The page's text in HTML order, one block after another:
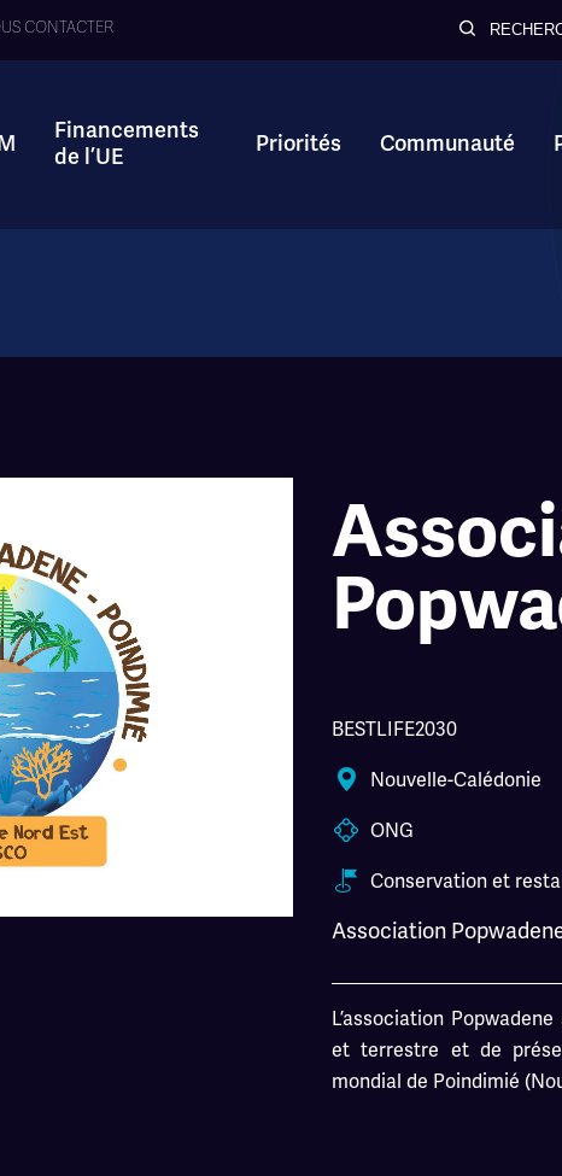
CONTACTER
Financements
de l’UE
Priorités Communauté
BESTLIFE2030
Nouvelle-Calédonie
ONG
Conservation et
Association
L’association
et terrestre et de
mondial de Poindimié